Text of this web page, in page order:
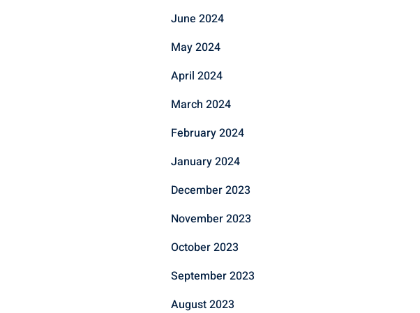
June 2024
May 2024
April 2024
March 2024
February 2024
January 2024
December 2023
November 2023
October 2023
September 2023
August 2023